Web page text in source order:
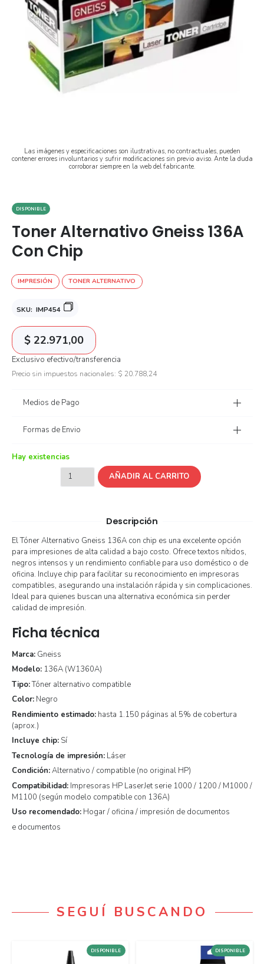
Las imágenes y especificaciones son ilustrativas, no contractuales, pueden
contener errores involuntarios y sufrir modificaciones sin previo aviso. Ante la duda
corroborar siempre en la web del fabricante.
DISPONIBLE
Toner Alternativo Gneiss 136A
Con Chip
IMPRESIÓN TONER ALTERNATIVO
SKU: IMP454
$22.971,00
Exclusivo efectivo/transferencia
Precio sin impuestos nacionales: $ 20.788,24
Medios de Pago
Formas de Envio
Hay existencias
AÑADIR AL CARRITO
Descripción
El Tóner Alternativo Gneiss 136A con chip es una excelente opción
para impresiones de alta calidad a bajo costo. Ofrece textos nítidos,
negros intensos y un rendimiento confiable para uso doméstico o de
oficina. Incluye chip para facilitar su reconocimiento en impresoras
compatibles, asegurando una instalación rápida y sin complicaciones.
Ideal para quienes buscan una alternativa económica sin perder
calidad de impresión.
Ficha técnica
Marca:Gneiss
Modelo:136A (W1360A)
Tipo:Tóner alternativo compatible
Color:Negro
Rendimiento estimado:hasta 1.150 páginas al 5% de cobertura
(aprox.)
Incluye chip:Sí
Tecnología de impresión:Láser
Condición:Alternativo / compatible (no original HP)
Compatibilidad:Impresoras HP LaserJet serie 1000 / 1200 / M1000 /
M1100 (según modelo compatible con 136A)
Uso recomendado:Hogar / oficina / impresión de documentos
e documentos
SEGUÍ BUSCANDO
DISPONIBLE DISPONIBLE